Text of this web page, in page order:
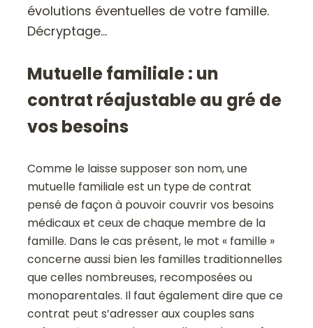
évolutions éventuelles de votre famille.
Décryptage…
Mutuelle familiale : un
contrat réajustable au gré de
vos besoins
Comme le laisse supposer son nom, une
mutuelle familiale est un type de contrat
pensé de façon à pouvoir couvrir vos besoins
médicaux et ceux de chaque membre de la
famille. Dans le cas présent, le mot « famille »
concerne aussi bien les familles traditionnelles
que celles nombreuses, recomposées ou
monoparentales. Il faut également dire que ce
contrat peut s’adresser aux couples sans